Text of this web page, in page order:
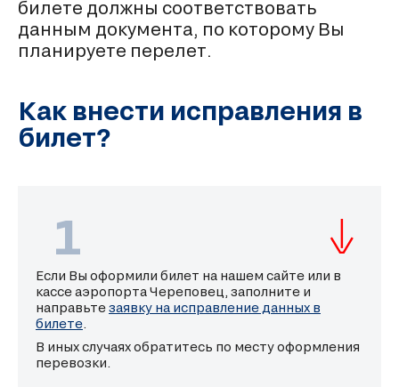
билете должны соответствовать
данным документа, по которому Вы
планируете перелет.
Как внести исправления в
билет?
1
Если Вы оформили билет на нашем сайте или в
кассе аэропорта Череповец, заполните и
направьтезаявку на исправление данных в
билете
В иных случаях обратитесь по месту оформления
перевозки.